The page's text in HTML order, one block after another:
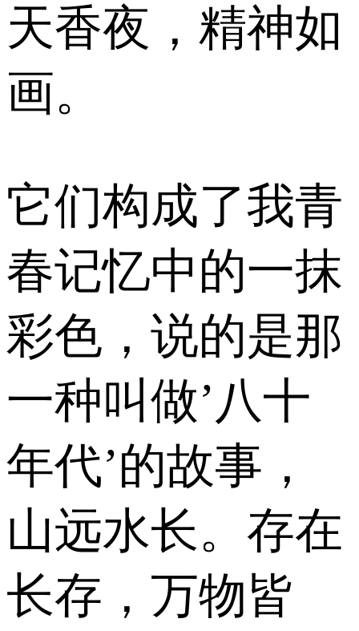
天香夜，精神如
画。
它们构成了我青
春记忆中的一抹
彩色，说的是那
一种叫做’八十
年代’的故事，
山远水长。存在
长存，万物皆